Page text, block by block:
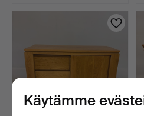
Käytämme